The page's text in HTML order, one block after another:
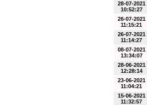
28-07-2021
10:52:27
26-07-2021
11:15:21
26-07-2021
11:14:27
08-07-2021
13:34:07
28-06-2021
12:28:14
23-06-2021
11:04:21
15-06-2021
11:32:57